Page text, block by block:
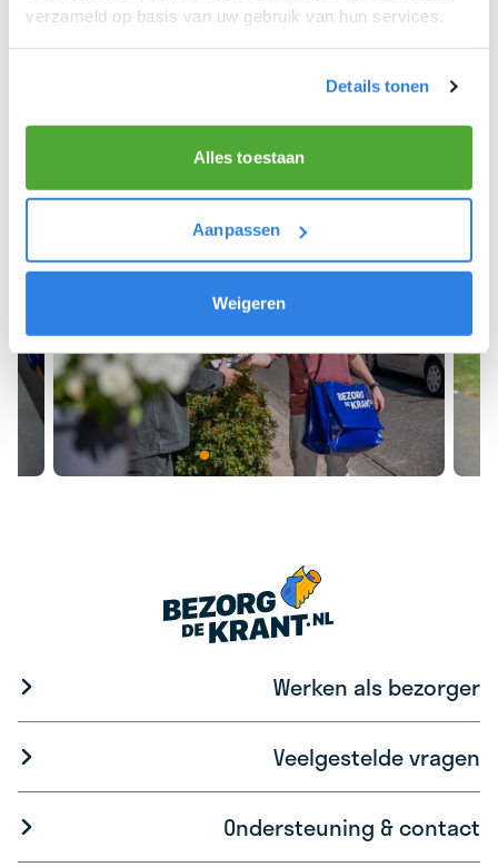
verzameld op basis van uw gebruik van hun services.
Details tonen
Alles toestaan
Aanpassen
Weigeren
Meld je aan als krantenbezorger!
Werken als bezorger
Veelgestelde vragen
Ondersteuning & contact